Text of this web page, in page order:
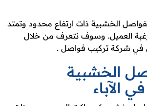
الخشبية ذات ارتفاع محدود وتمتد
العميل. وسوف نتعرف من خلال
شركة تركيب فواصل .
الخشبية
الآباء